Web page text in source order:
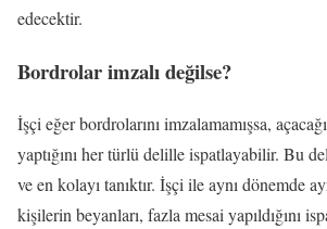
edecektir.
Bordrolar imzalı değilse?
İşçi eğer bordrolarını imzalamamışsa,
yaptığını her türlü delille ispatlayabilir. Bu
ve en kolayı tanıktır. İşçi ile aynı dönemde
kişilerin beyanları, fazla mesai yapıldığını